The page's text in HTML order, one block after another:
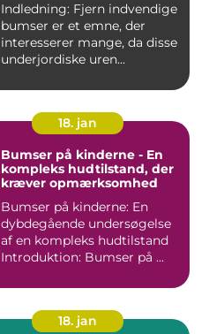
Indledning: Fjern indvendige
bumser er et emne, der
interesserer mange, da disse
underjordiske uren...
18. jan
Bumser på kinderne - En
kompleks hudtilstand, der
kræver opmærksomhed
Bumser på kinderne: En
dybdegående undersøgelse
af en kompleks hudtilstand
Introduktion: Bumser på ...
18. jan